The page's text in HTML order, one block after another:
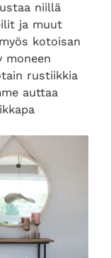
niillä
ja muut
kotoisan
moneen
rustiikkia
auttaa